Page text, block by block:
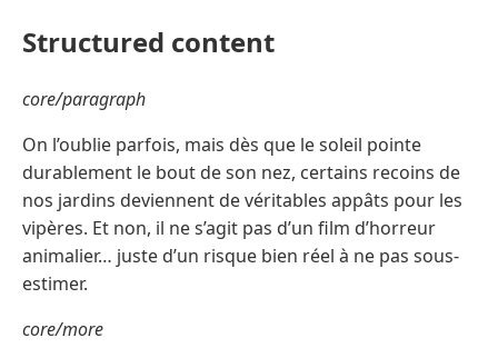
Structured content
core/paragraph
On l’oublie parfois, mais dès que le soleil pointe
durablement le bout de son nez, certains recoins de
nos jardins deviennent de véritables appâts pour les
vipères. Et non, il ne s’agit pas d’un film d’horreur
animalier… juste d’un risque bien réel à ne pas sous-
estimer.
core/more